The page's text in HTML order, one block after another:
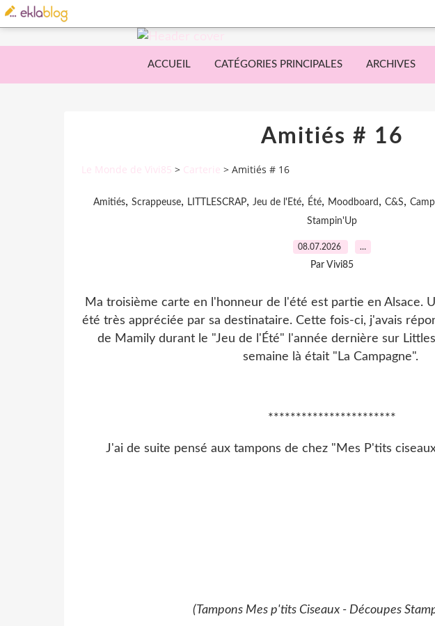
ACCUEIL CATÉGORIES PRINCIPALES ARCHIVES
Amitiés # 16
Le Monde de Vivi85 > Carterie > Amitiés # 16
Amitiés, Scrappeuse, LITTLESCRAP, Jeu de l'Eté, Été, Moodboard , C&S,
Stampin'Up
08.07.2026 …
Par Vivi85
Ma troisième carte en l'honneur de l'été est partie en Alsace.
été très appréciée par sa destinataire. Cette fois-ci, j'avais
de Mamily durant le "Jeu de l'Été" l'année dernière sur
semaine là était "La Campagne".
***********************
J'ai de suite pensé aux tampons de chez "Mes P'tits
(Tampons Mes p'tits Ciseaux - Découpes